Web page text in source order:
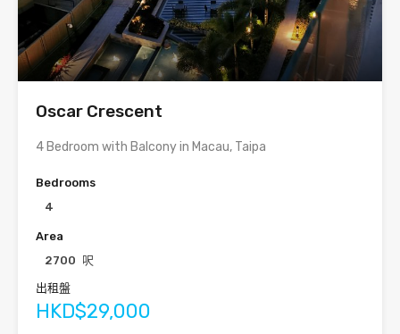
Oscar Crescent
4 Bedroom with Balcony in Macau, Taipa
Bedrooms
4
Area
2700
呎
出租盤
HKD$29,000